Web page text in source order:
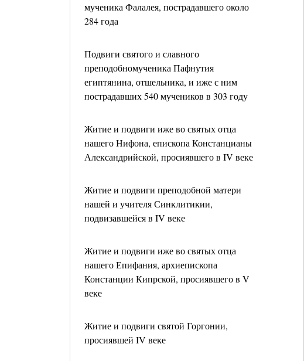
мученика Фалалея, пострадавшего около
284 года
Подвиги святого и славного
преподобномученика Пафнутия
египтянина, отшельника, и иже с ним
пострадавших 540 мучеников в 303 году
Житие и подвиги иже во святых отца
нашего Нифона, епископа Констанцианы
Александрийской, просиявшего в IV веке
Житие и подвиги преподобной матери
нашей и учителя Синклитикии,
подвизавшейся в IV веке
Житие и подвиги иже во святых отца
нашего Епифания, архиепископа
Констанции Кипрской, просиявшего в V
веке
Житие и подвиги святой Горгонии,
просиявшей IV веке